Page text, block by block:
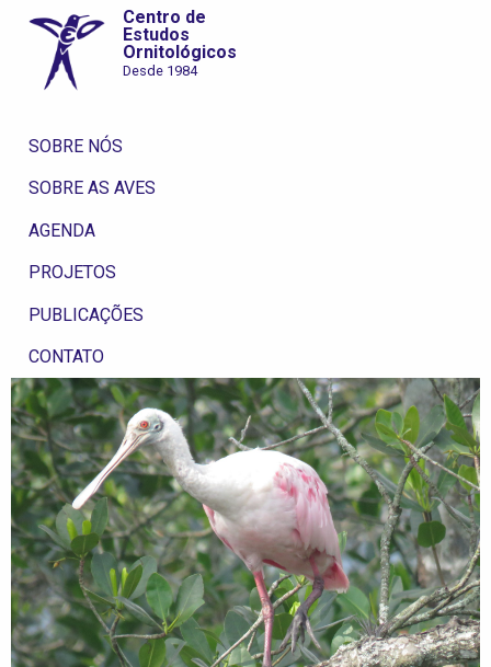
Centro de
Estudos
Ornitológicos
Desde 1984
SOBRE NÓS
SOBRE AS AVES
AGENDA
PROJETOS
PUBLICAÇÕES
CONTATO